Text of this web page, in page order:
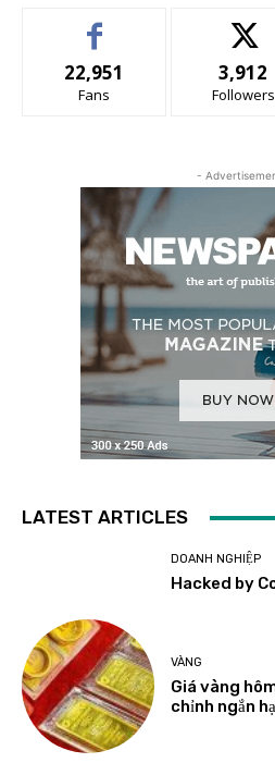
22,951
Fans
3,912
Followers
-
LATEST ARTICLES
DOANH NGHIỆP
Hacked by
VÀNG
Giá vàng
chỉnh ngắn